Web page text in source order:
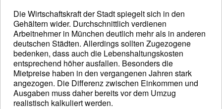
Die Wirtschaftskraft der Stadt spiegelt sich in den
Gehältern wider. Durchschnittlich verdienen
Arbeitnehmer in München deutlich mehr als in anderen
deutschen Städten. Allerdings sollten Zugezogene
bedenken, dass auch die Lebenshaltungskosten
entsprechend höher ausfallen. Besonders die
Mietpreise haben in den vergangenen Jahren stark
angezogen. Die Differenz zwischen Einkommen und
Ausgaben muss daher bereits vor dem Umzug
realistisch kalkuliert werden.